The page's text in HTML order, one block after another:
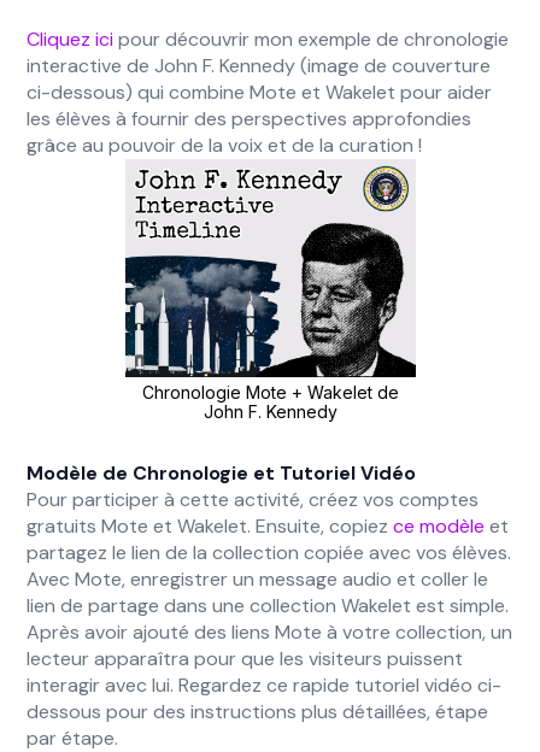
Cliquez icipour découvrir mon exemple de chronologie
interactive de John F. Kennedy (image de couverture
ci-dessous) qui combine Mote et Wakelet pour aider
les élèves à fournir des perspectives approfondies
grâce au pouvoir de la voix et de la curation !
Chronologie Mote + Wakelet de
John F. Kennedy
Modèle de Chronologie et Tutoriel Vidéo
Pour participer à cette activité, créez vos comptes
gratuits Mote et Wakelet. Ensuite, copiezce modèle et
partagez le lien de la collection copiée avec vos élèves.
Avec Mote, enregistrer un message audio et coller le
lien de partage dans une collection Wakelet est simple.
Après avoir ajouté des liens Mote à votre collection, un
lecteur apparaîtra pour que les visiteurs puissent
interagir avec lui. Regardez ce rapide tutoriel vidéo ci-
dessous pour des instructions plus détaillées, étape
par étape.